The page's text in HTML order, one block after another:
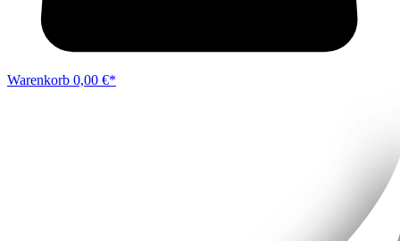
Warenkorb 0,00 €*